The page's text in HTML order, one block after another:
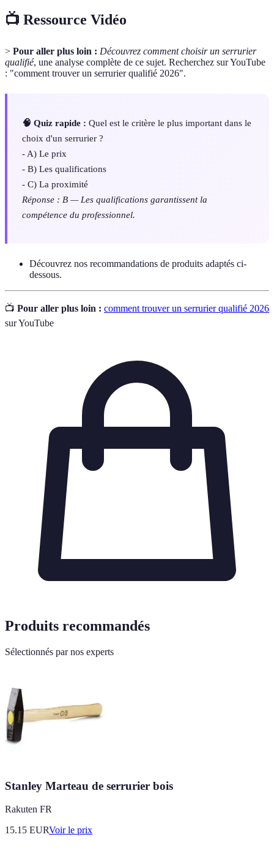
📺 Ressource Vidéo
> Pour aller plus loin : Découvrez comment choisir un serrurier
qualifié, une analyse complète de ce sujet. Recherchez sur YouTube
: "comment trouver un serrurier qualifié 2026".
🧠 Quiz rapide : Quel est le critère le plus important dans le
choix d'un serrurier ?
- A) Le prix
- B) Les qualifications
- C) La proximité
Réponse : B — Les qualifications garantissent la
compétence du professionnel.
Découvrez nos recommandations de produits adaptés ci-
dessous.
📺 Pour aller plus loin : comment trouver un serrurier qualifié 2026
sur YouTube
Produits recommandés
Sélectionnés par nos experts
Stanley Marteau de serrurier bois
Rakuten FR
15.15 EURVoir le prix